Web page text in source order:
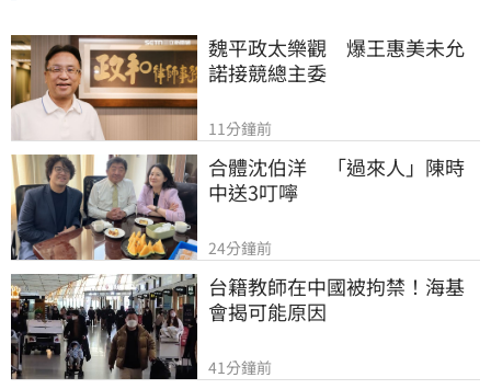
魏平政太樂觀　爆王惠美未允
諾接競總主委
11分鐘前
合體沈伯洋　「過來人」陳時
中送3叮嚀
24分鐘前
台籍教師在中國被拘禁！海基
會揭可能原因
41分鐘前